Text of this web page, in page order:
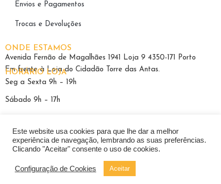
Envios e Pagamentos
Trocas e Devoluções
ONDE ESTAMOS
Avenida Fernão de Magalhães 1941 Loja 9 4350-171 Porto
Em frente à Loja do Cidadão Torre das Antas.
HORÁRIO LOJA
Seg a Sexta 9h – 19h
Sábado 9h – 17h
Política de Privacidade|Termos e Condições|Livro Reclamações
Pacheco Ópticas 2026 – Todos os direitos reservados
Developed byTechy.pt
Este website usa cookies para que lhe dar a melhor
experiência de navegação, lembrando as suas preferências.
Clicando "Aceitar" consente o uso de cookies.
Configuração de Cookies Aceitar